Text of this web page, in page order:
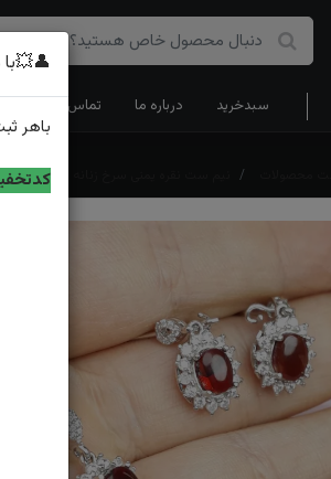
سبدخرید درباره ما تماس با ما
نیم ست نقره یمنی سرخ زنانه همراه زنجیر
باهر